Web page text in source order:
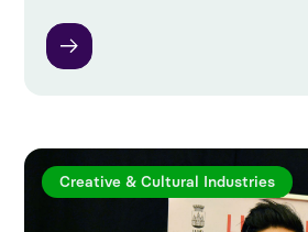
Creative & Cultural Industries